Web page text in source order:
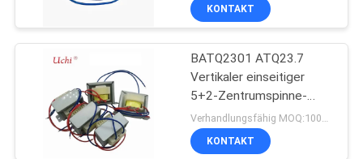
FORDERN
SIE EIN
ZITAT
SITEMAP
NTC-Thermistor
87
KONTAKT
BATQ2301 ATQ23.7
Vertikaler einseitiger
5+2-Zentrumspinne-
Stromverteiltransformator
mit hoher Frequenz
KONTAKT